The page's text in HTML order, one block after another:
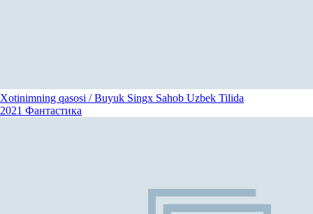
Xotinimning qasosi / Buyuk Singx Sahob Uzbek Tilida
2021 Фантастика